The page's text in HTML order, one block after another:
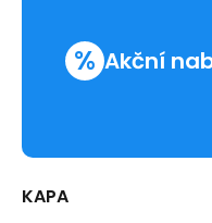
% Akční
KAPA